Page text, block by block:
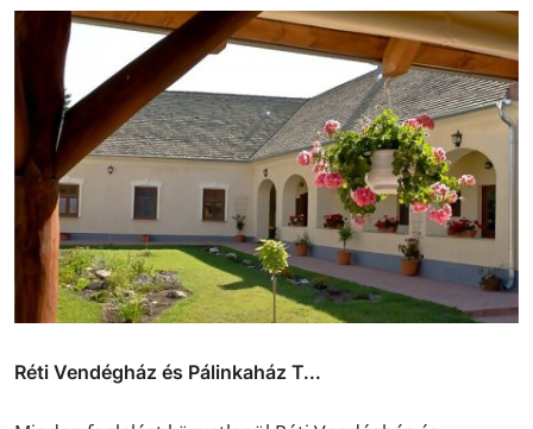
Réti Vendégház és Pálinkaház T...